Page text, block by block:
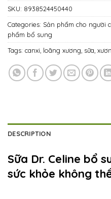
SKU: 8938524450440
Categories: Sản phẩm cho người
phẩm bổ sung
Tags: canxi loãng xương sữa
DESCRIPTION
Sữa Dr. Celine bổ
sức khỏe không